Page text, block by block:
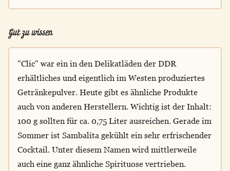
Gut zu wissen
"Clic" war ein in den Delikatläden der DDR
erhältliches und eigentlich im Westen produziertes
Getränkepulver. Heute gibt es ähnliche Produkte
auch von anderen Herstellern. Wichtig ist der Inhalt:
100 g sollten für ca. 0,75 Liter ausreichen. Gerade im
Sommer ist Sambalita gekühlt ein sehr erfrischender
Cocktail. Unter diesem Namen wird mittlerweile
auch eine ganz ähnliche Spirituose vertrieben.